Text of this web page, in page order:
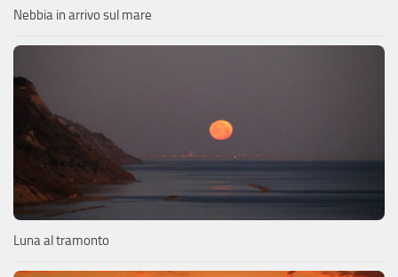
Nebbia in arrivo sul mare
Luna al tramonto